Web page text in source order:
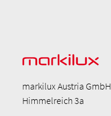
markilux Austria GmbH
Himmelreich 3a